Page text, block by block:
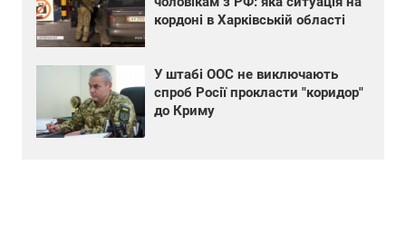
кордоні в Харківській області
У штабі ООС не виключають
спроб Росії прокласти "коридор"
до Криму